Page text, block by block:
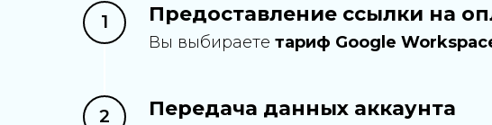
Предоставление ссылки на
Вы выбираете тариф Google
Передача данных аккаунта